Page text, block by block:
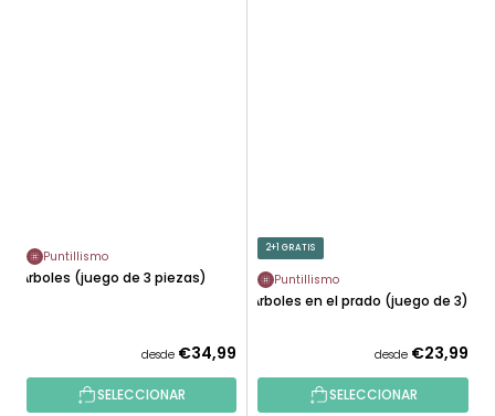
Puntillismo
Árboles (juego de 3 piezas)
desde €34,99
SELECCIONAR
2+1 GRATIS
Puntillismo
Árboles en el prado (juego de 3)
desde €23,99
SELECCIONAR